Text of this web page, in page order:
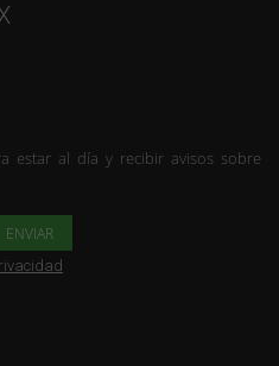
estar al día y recibir avisos sobre